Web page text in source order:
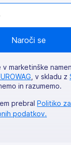
v marketinške
, v skladu z
in razumemo.
prebral Politiko
podatkov.